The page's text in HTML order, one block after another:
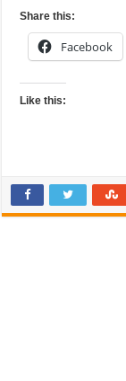
Share this:
Facebook
Like this: